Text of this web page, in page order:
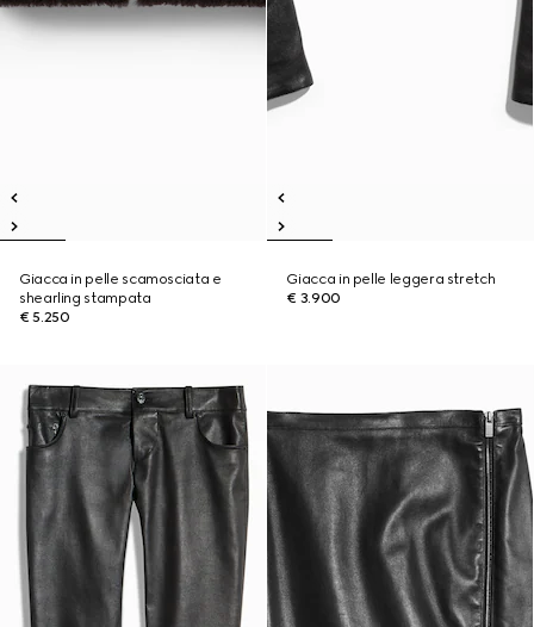
Giacca in pelle scamosciata e
shearling stampata
€ 5.250
Giacca in pelle leggera stretch
€ 3.900